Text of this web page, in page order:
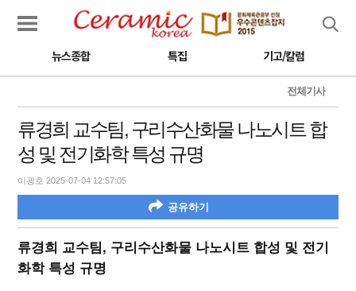
뉴스종합 특집 기고/칼럼
전체기사
류경희 교수팀, 구리수산화물 나노시트 합
성 및 전기화학 특성 규명
이광호 2025-07-04 12:57:05
공유하기
류경희 교수팀, 구리수산화물 나노시트 합성 및 전기
화학 특성 규명
검색